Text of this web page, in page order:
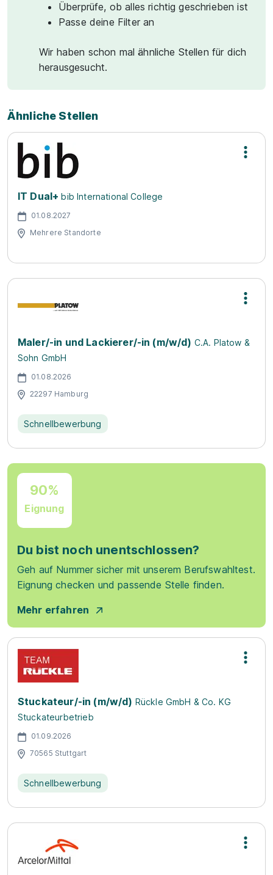
Überprüfe, ob alles richtig geschrieben ist
Passe deine Filter an
Wir haben schon mal ähnliche Stellen für dich
herausgesucht.
Ähnliche Stellen
IT Dual+ bib International College
01.08.2027
Mehrere Standorte
Maler/-in und Lackierer/-in (m/w/d) C.A. Platow &
Sohn GmbH
01.08.2026
22297 Hamburg
Schnellbewerbung
90%
Eignung
Du bist noch unentschlossen?
Geh auf Nummer sicher mit unserem Berufswahltest.
Eignung checken und passende Stelle finden.
Mehr erfahren
Stuckateur/-in (m/w/d) Rückle GmbH & Co. KG
Stuckateurbetrieb
01.09.2026
70565 Stuttgart
Schnellbewerbung